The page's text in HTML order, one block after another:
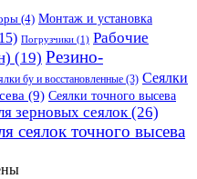
(4) Монтаж и установка
Погрузчики (1) Рабочие
(19) Резино-
бу и восстановленные (3) Сеялки
(9) Сеялки точного высева
зерновых сеялок(26)
сеялок точного высева